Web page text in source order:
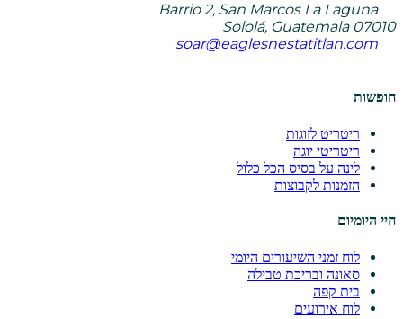
Barrio 2, San Marcos La Laguna
Sololá, Guatemala 07010
soar@eaglesnestatitlan.com
חופשות
ריטריט לזוגות
ריטריטי יוגה
לינה על בסיס הכל כלול
הזמנות לקבוצות
חיי היומיום
לוח זמני השיעורים היומי
סאונה ובריכת טבילה
בית קפה
לוח אירועים